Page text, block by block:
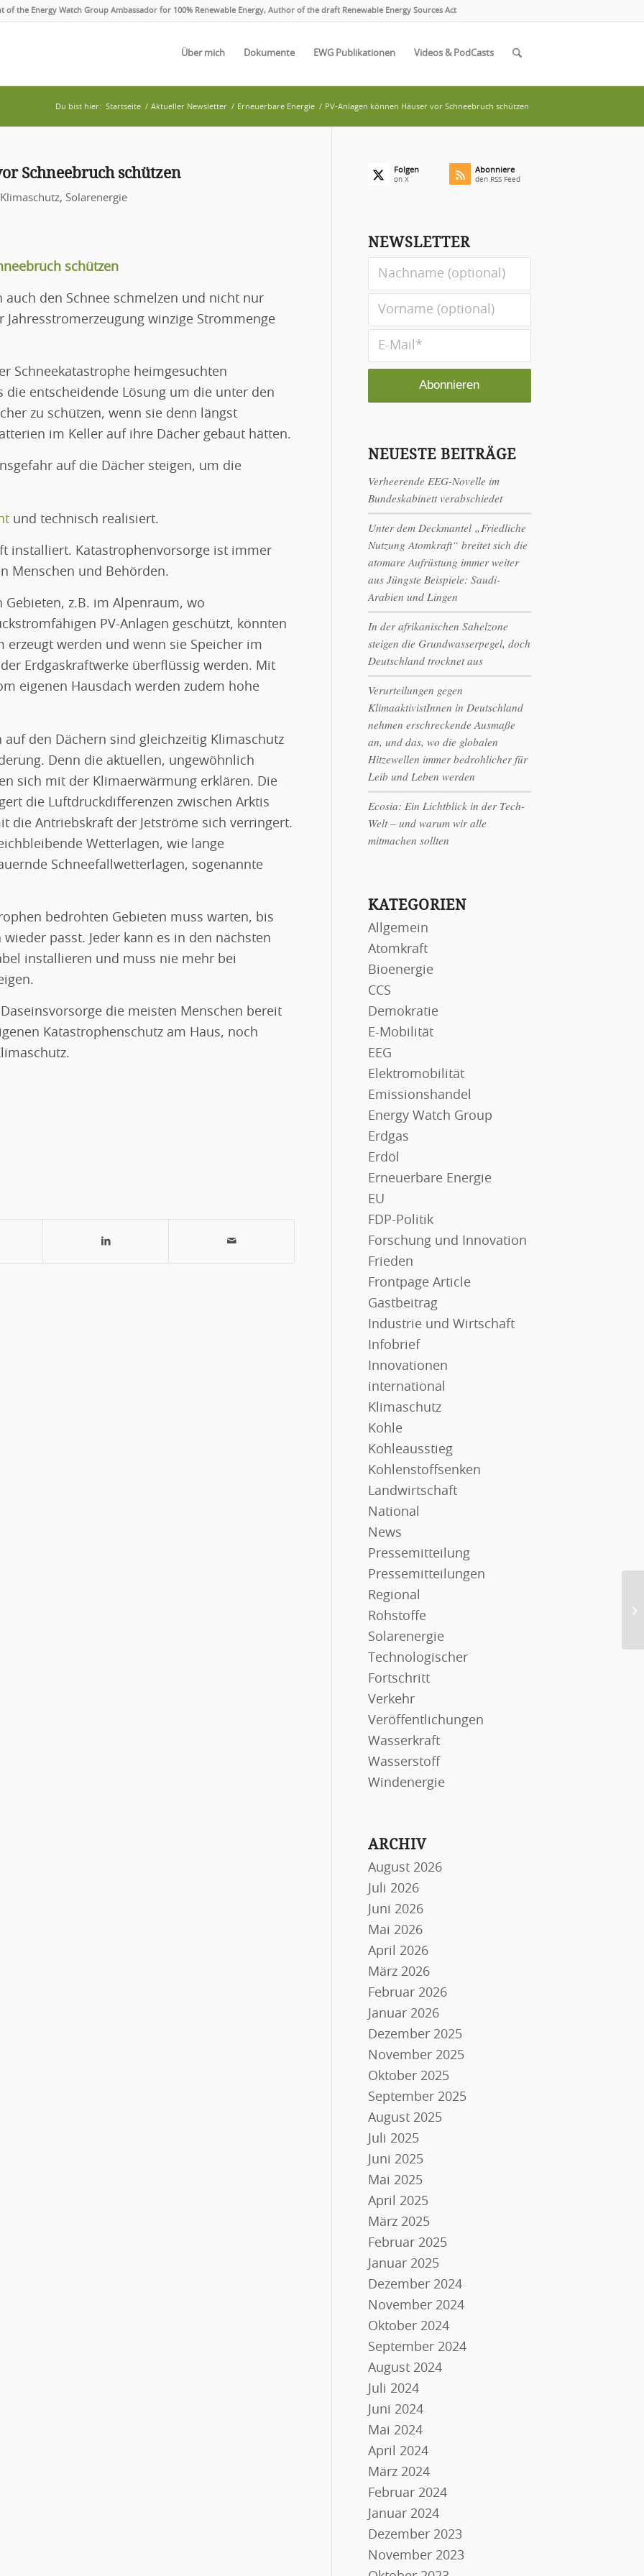
of the Energy Watch Group Ambassador for 100% Renewable Energy, Author of the draft Renewable Energy Sources Act
Über mich Dokumente EWG Publikationen Videos & PodCasts
Du bist hier: Startseite / Aktueller Newsletter / Erneuerbare Energie / PV-Anlagen können Häuser vor Schneebruch schützen
Schneebruch schützen
Klimaschutz, Solarenergie
schützen
auch den Schnee schmelzen und nicht nur
winzige Strommenge
Schneekatastrophe heimgesuchten
die entscheidende Lösung um die unter den
zu schützen, wenn sie denn längst
im Keller auf ihre Dächer gebaut hätten.
auf die Dächer steigen, um die
und technisch realisiert.
installiert. Katastrophenvorsorge ist immer
Menschen und Behörden.
z.B. im Alpenraum, wo
PV-Anlagen geschützt, könnten
erzeugt werden und wenn sie Speicher im
Erdgaskraftwerke überflüssig werden. Mit
eigenen Hausdach werden zudem hohe
auf den Dächern sind gleichzeitig Klimaschutz
Denn die aktuellen, ungewöhnlich
sich mit der Klimaerwärmung erklären. Die
die Luftdruckdifferenzen zwischen Arktis
die Antriebskraft der Jetströme sich verringert.
Wetterlagen, wie lange
Schneefallwetterlagen, sogenannte
bedrohten Gebieten muss warten, bis
passt. Jeder kann es in den nächsten
installieren und muss nie mehr bei
die meisten Menschen bereit
Katastrophenschutz am Haus, noch
Folgen
on X
Abonniere
den RSS Feed
NEWSLETTER
NEUESTE BEITRÄGE
Verheerende EEG-Novelle im
Bundeskabinett verabschiedet
Unter dem Deckmantel „Friedliche
Nutzung Atomkraft“ breitet sich die
atomare Aufrüstung immer weiter
aus Jüngste Beispiele: Saudi-
Arabien und Lingen
In der afrikanischen Sahelzone
steigen die Grundwasserpegel, doch
Deutschland trocknet aus
Verurteilungen gegen
KlimaaktivistInnen in Deutschland
nehmen erschreckende Ausmaße
an, und das, wo die globalen
Hitzewellen immer bedrohlicher für
Leib und Leben werden
Ecosia: Ein Lichtblick in der Tech-
Welt – und warum wir alle
mitmachen sollten
KATEGORIEN
Allgemein
Atomkraft
Bioenergie
CCS
Demokratie
E-Mobilität
EEG
Elektromobilität
Emissionshandel
Energy Watch Group
Erdgas
Erdöl
Erneuerbare Energie
EU
FDP-Politik
Forschung und Innovation
Frieden
Frontpage Article
Gastbeitrag
Industrie und Wirtschaft
Infobrief
Innovationen
international
Klimaschutz
Kohle
Kohleausstieg
Kohlenstoffsenken
Landwirtschaft
National
News
Pressemitteilung
Pressemitteilungen
Regional
Rohstoffe
Solarenergie
Technologischer
Fortschritt
Verkehr
Veröffentlichungen
Wasserkraft
Wasserstoff
Windenergie
ARCHIV
August 2026
Juli 2026
Juni 2026
Mai 2026
April 2026
März 2026
Februar 2026
Januar 2026
Dezember 2025
November 2025
Oktober 2025
September 2025
August 2025
Juli 2025
Juni 2025
Mai 2025
April 2025
März 2025
Februar 2025
Januar 2025
Dezember 2024
November 2024
Oktober 2024
September 2024
August 2024
Juli 2024
Juni 2024
Mai 2024
April 2024
März 2024
Februar 2024
Januar 2024
Dezember 2023
November 2023